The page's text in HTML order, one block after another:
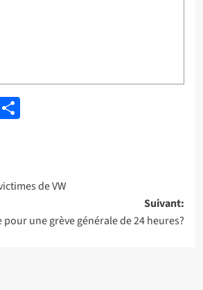
Partager
de VW
Suivant:
une grève générale de 24 heures?